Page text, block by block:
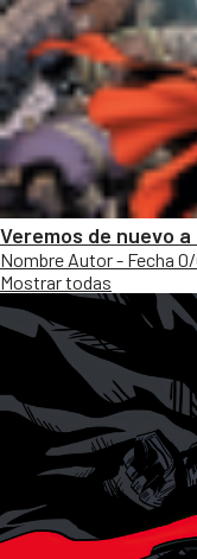
Veremos de nuevo
Nombre Autor - Fecha
Mostrar todas